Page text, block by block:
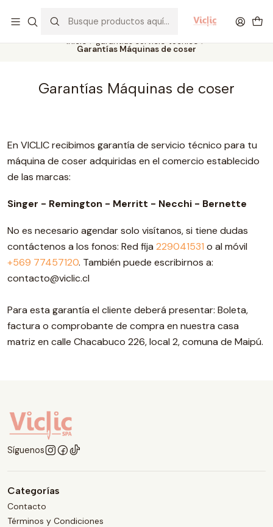
Leer más
Inicio garantías servicio técnico
Garantías Máquinas de coser
Garantías Máquinas de coser
En VICLIC recibimos garantía de servicio técnico para tu
máquina de coser adquiridas en el comercio establecido
de las marcas:
Singer - Remington - Merritt - Necchi - Bernette
No es necesario agendar solo visítanos, si tiene dudas
contáctenos a los fonos: Red fija 229041531 o al móvil
+569 77457120. También puede escribirnos a:
contacto@viclic.cl
Para esta garantía el cliente deberá presentar: Boleta,
factura o comprobante de compra en nuestra casa
matriz en calle Chacabuco 226, local 2, comuna de Maipú.
Síguenos
Categorías
Contacto
Términos y Condiciones